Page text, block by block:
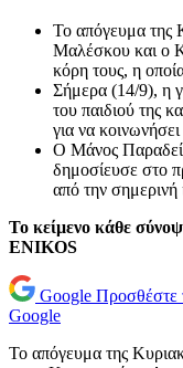
Το απόγευμα της
Μαλέσκου και ο
κόρη τους, η
Σήμερα (14/9), η
του παιδιού της
για να
Ο Μάνος
δημοσίευσε στο
από την σημερινή
Το κείμενο κάθε
ENIKOS
Google Προσθέστε
Google
Το απόγευμα της